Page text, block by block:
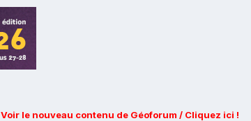
Voir le nouveau contenu de Géoforum / Cliquez ici !